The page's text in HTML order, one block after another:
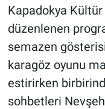
Kapadokya
düzenlenen
semazen
karagöz oyunu
estirirken
sohbetleri
Niğde
Aksaray
Kırşehir